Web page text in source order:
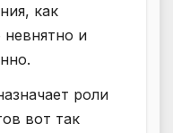
как
и
роли
вот так